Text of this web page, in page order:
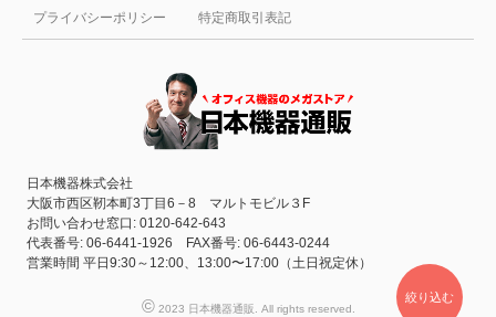
絞り込む
プライバシーポリシー 特定商取引表記
日本機器株式会社
大阪市西区靭本町3丁目6－8 マルトモビル３F
お問い合わせ窓口: 0120-642-643
代表番号: 06-6441-1926 FAX番号: 06-6443-0244
営業時間 平日9:30～12:00、13:00〜17:00（土日祝定休）
©2023 日本機器通販. All rights reserved.